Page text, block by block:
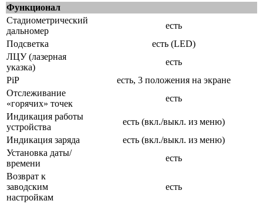
Функционал
Стадиометрический
дальномер
есть
Подсветка
есть (LED)
ЛЦУ (лазерная
указка)
есть
PiP
есть, 3 положения на экране
Отслеживание
«горячих» точек
есть
Индикация работы
устройства
есть (вкл./выкл. из меню)
Индикация заряда
есть (вкл./выкл. из меню)
Установка даты/
времени
есть
Возврат к
заводским
настройкам
есть